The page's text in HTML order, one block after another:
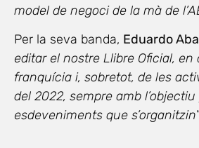
model de negoci de la mà de
Per la seva banda, Eduardo
editar el nostre Llibre Oficial,
franquícia i, sobretot, de les
del 2022, sempre amb
esdeveniments que s’organitzin